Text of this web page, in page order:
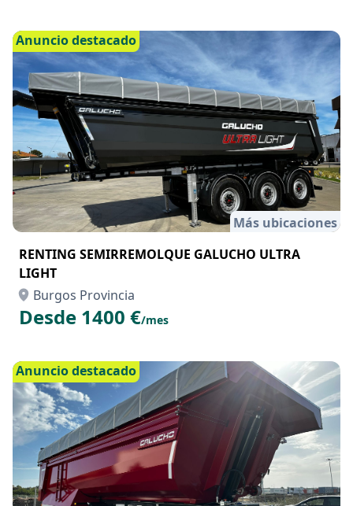
Anuncio destacado
Más ubicaciones
RENTING SEMIRREMOLQUE GALUCHO ULTRA
LIGHT
Burgos Provincia
Desde 1400 €/mes
Anuncio destacado